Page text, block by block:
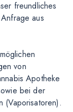
freundliches
aus
von
Apotheke
bei der
(Vaporisatoren).